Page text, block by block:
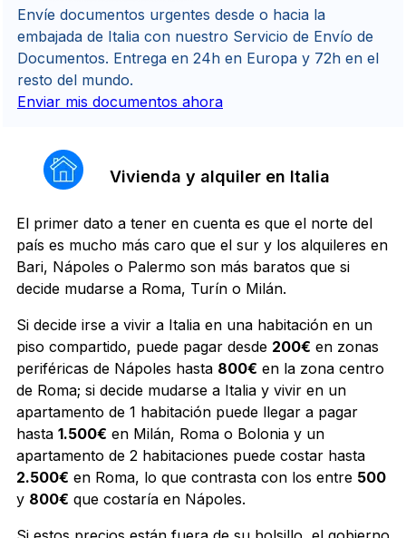
Envíe documentos urgentes desde o hacia la
embajada de Italia con nuestro Servicio de Envío de
Documentos. Entrega en 24h en Europa y 72h en el
resto del mundo.
Enviar mis documentos ahora
Vivienda y alquiler en Italia
El primer dato a tener en cuenta es que el norte del
país es mucho más caro que el sur y los alquileres en
Bari, Nápoles o Palermo son más baratos que si
decide mudarse a Roma, Turín o Milán.
Si decide irse a vivir a Italia en una habitación en un
piso compartido, puede pagar desde 200€ en zonas
periféricas de Nápoles hasta 800€ en la zona centro
de Roma; si decide mudarse a Italia y vivir en un
apartamento de 1 habitación puede llegar a pagar
hasta 1.500€ en Milán, Roma o Bolonia y un
apartamento de 2 habitaciones puede costar hasta
2.500€ en Roma, lo que contrasta con los entre 500
y 800€ que costaría en Nápoles.